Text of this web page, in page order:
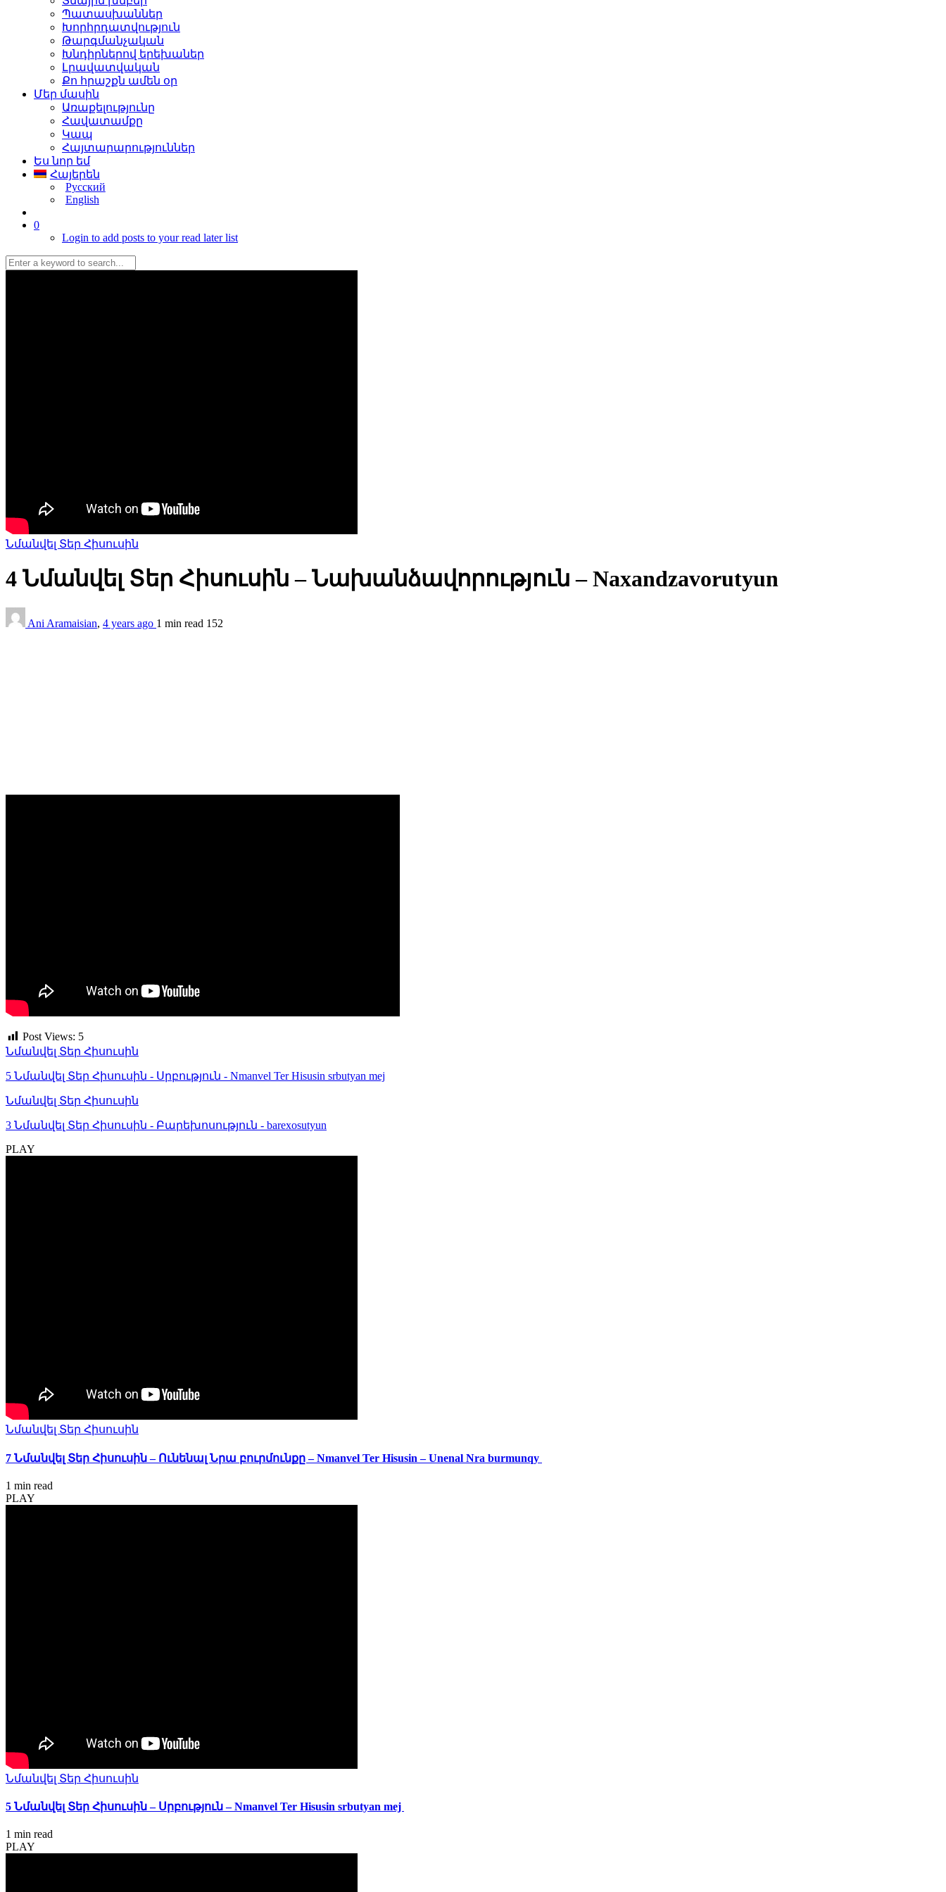
Պատասխաններ
Խորհրդատվություն
Թարգմանչական
Խնդիրներով երեխաներ
Լրավատվական
Քո հրաշքն ամեն օր
Մեր մասին
Առաքելությունը
Հավատամքը
Կապ
Հայտարարություններ
Ես նոր եմ
Հայերեն
Русский
English
0
Login to add posts to your read later list
Նմանվել Տեր Հիսուսին
4 Նմանվել Տեր Հիսուսին – Նախանձավորություն – Naxandzavorutyun
Ani Aramaisian, 4 years ago 1 min read 152
Post Views: 5
Նմանվել Տեր Հիսուսին
5 Նմանվել Տեր Հիսուսին - Սրբություն - Nmanvel Ter Hisusin srbutyan mej
Նմանվել Տեր Հիսուսին
3 Նմանվել Տեր Հիսուսին - Բարեխոսություն - barexosutyun
PLAY
Նմանվել Տեր Հիսուսին
7 Նմանվել Տեր Հիսուսին – Ունենալ Նրա բուրմունքը – Nmanvel Ter Hisusin – Unenal Nra burmunqy
1 min read
PLAY
Նմանվել Տեր Հիսուսին
5 Նմանվել Տեր Հիսուսին – Սրբություն – Nmanvel Ter Hisusin srbutyan mej
1 min read
PLAY